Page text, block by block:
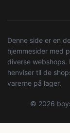
Denne side er en
hjemmesider med
diverse
henviser til de
varerne på lager.
© 2026